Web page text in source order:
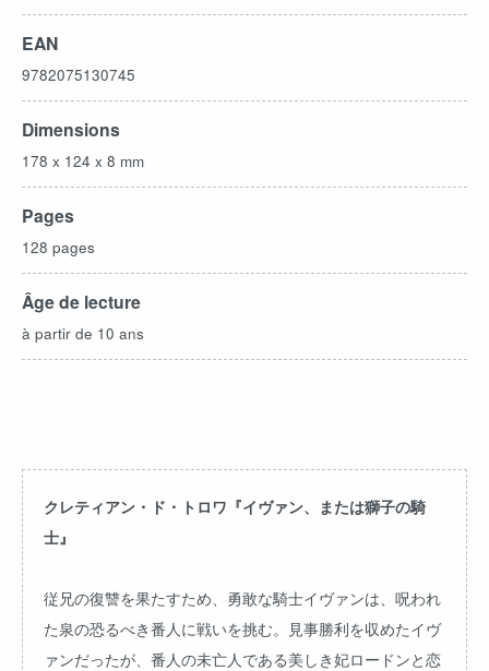
EAN
9782075130745
Dimensions
178 x 124 x 8 mm
Pages
128 pages
Âge de lecture
à partir de 10 ans
クレティアン・ド・トロワ『イヴァン、または獅子の騎
士』
従兄の復讐を果たすため、勇敢な騎士イヴァンは、呪われ
た泉の恐るべき番人に戦いを挑む。見事勝利を収めたイヴ
ァンだったが、番人の未亡人である美しき妃ロードンと恋